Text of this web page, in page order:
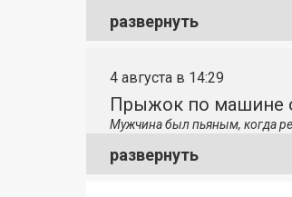
развернуть
4 августа в 14:29
Прыжок по машине
Мужчина был пьяным, когда
развернуть